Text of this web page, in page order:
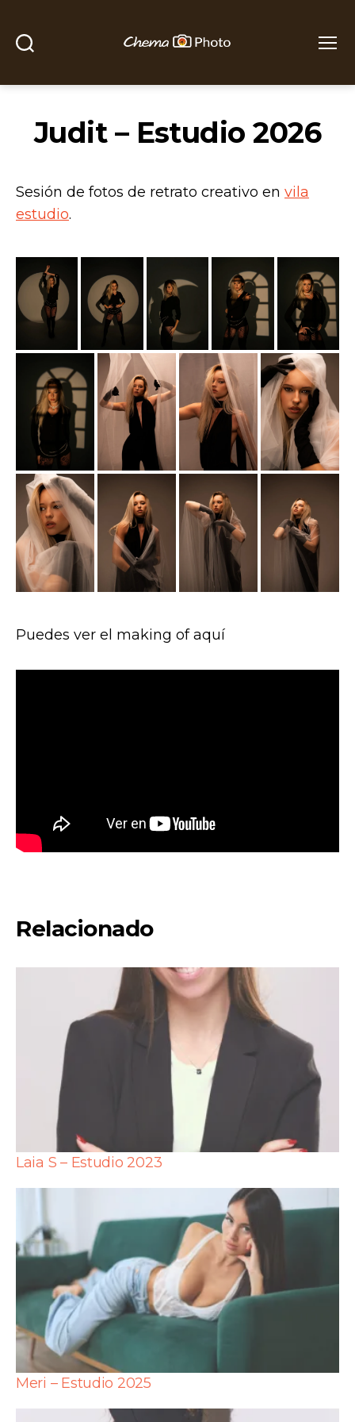
Photo
Judit – Estudio 2026
Sesión de fotos de retrato creativo en vila
estudio.
Puedes ver el making of aquí
Relacionado
Laia S – Estudio 2023
Meri – Estudio 2025